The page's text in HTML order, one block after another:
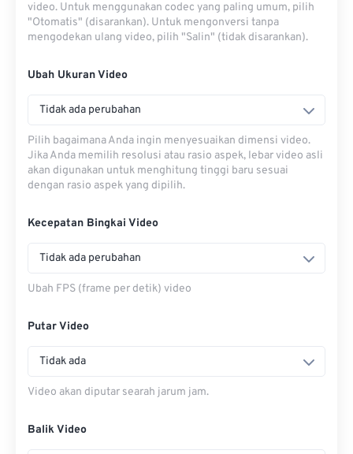
video. Untuk menggunakan codec yang paling umum, pilih
"Otomatis" (disarankan). Untuk mengonversi tanpa
mengodekan ulang video, pilih "Salin" (tidak disarankan).
Ubah Ukuran Video
Tidak ada perubahan
Pilih bagaimana Anda ingin menyesuaikan dimensi video.
Jika Anda memilih resolusi atau rasio aspek, lebar video asli
akan digunakan untuk menghitung tinggi baru sesuai
dengan rasio aspek yang dipilih.
Kecepatan Bingkai Video
Tidak ada perubahan
Ubah FPS (frame per detik) video
Putar Video
Tidak ada
Video akan diputar searah jarum jam.
Balik Video